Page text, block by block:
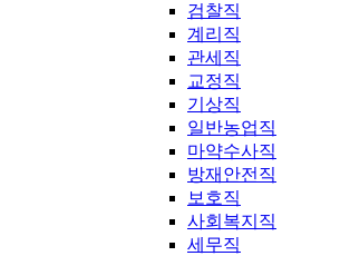
검찰직
계리직
관세직
교정직
기상직
일반농업직
마약수사직
방재안전직
보호직
사회복지직
세무직